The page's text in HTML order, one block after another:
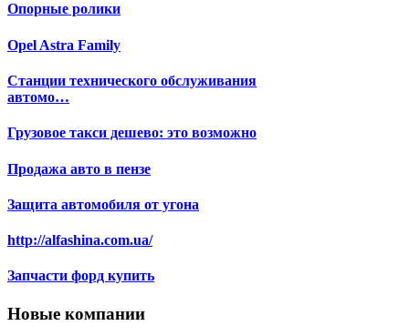
Опорные ролики
Opel Astra Family
Станции технического обслуживания
автомо…
Грузовое такси дешево: это возможно
Продажа авто в пензе
Защита автомобиля от угона
http://alfashina.com.ua/
Запчасти форд купить
Новые компании